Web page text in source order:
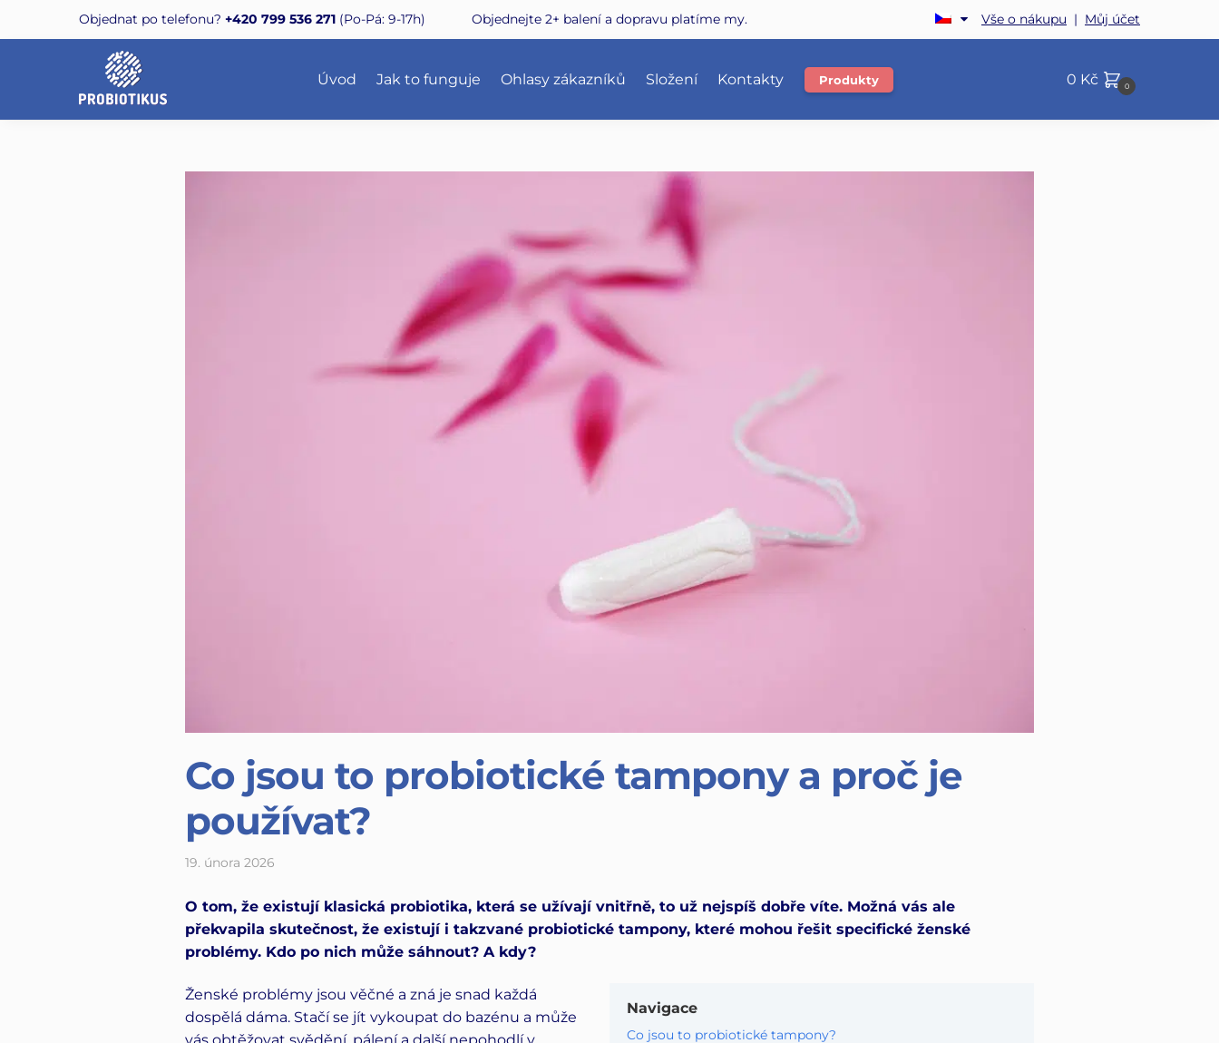
Objednat po telefonu? +420 799 536 271 (Po-Pá: 9-17h) Objednejte 2+ balení a dopravu platíme my. Vše o nákupu | Můj účet
Úvod Jak to funguje Ohlasy zákazníků Složení Kontakty Produkty 0 Kč 0
Co jsou to probiotické tampony a proč je
používat?
19. února 2026
O tom, že existují klasická probiotika, která se užívají vnitřně, to už nejspíš dobře víte. Možná vás ale
překvapila skutečnost, že existují i takzvané probiotické tampony, které mohou řešit specifické ženské
problémy. Kdo po nich může sáhnout? A kdy?
Navigace
Co jsou to probiotické tampony?
Ženské problémy jsou věčné a zná je snad každá
dospělá dáma. Stačí se jít vykoupat do bazénu a může